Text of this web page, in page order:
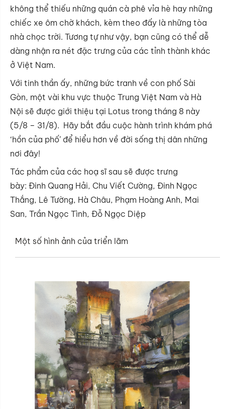
không thể thiếu những quán cà phê vỉa hè hay những
chiếc xe ôm chờ khách, kèm theo đấy là những tòa
nhà chọc trời. Tương tự như vậy, bạn cũng có thể dễ
dàng nhận ra nét đặc trưng của các tỉnh thành khác
ở Việt Nam.
Với tinh thần ấy, những bức tranh về con phố Sài
Gòn, một vài khu vực thuộc Trung Việt Nam và Hà
Nội sẽ được giới thiệu tại Lotus trong tháng 8 này
(5/8 – 31/8). Hãy bắt đầu cuộc hành trình khám phá
‘hồn của phố’ để hiểu hơn về đời sống thị dân những
nơi đây!
Tác phẩm của các hoạ sĩ sau sẽ được trưng
bày: Đinh Quang Hải, Chu Viết Cường, Đinh Ngọc
Thắng, Lê Tường, Hà Châu, Phạm Hoàng Anh, Mai
San, Trần Ngọc Tình, Đỗ Ngọc Diệp
Một số hình ảnh của triển lãm